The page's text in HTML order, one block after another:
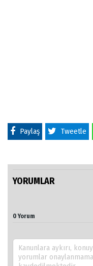
Paylaş Tweetle
YORUMLAR
0 Yorum